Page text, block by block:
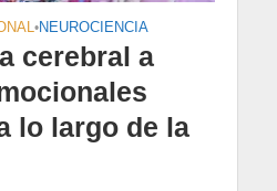
•NEUROCIENCIA
cerebral a
lo largo de la